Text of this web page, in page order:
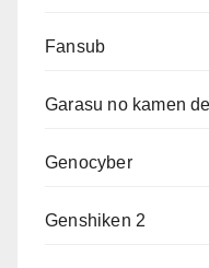
Fansub
Garasu no kamen
Genocyber
Genshiken 2